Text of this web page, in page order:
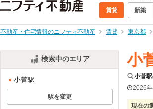
賃貸 新築
不動産・住宅情報のニフティ不動産 賃貸 東京都
検索中のエリア
小菅駅
駅を変更
小
小菅駅
2026
現在の